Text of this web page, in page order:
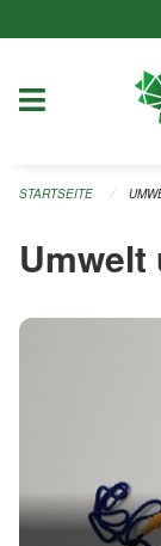
STARTSEITE
Umwelt